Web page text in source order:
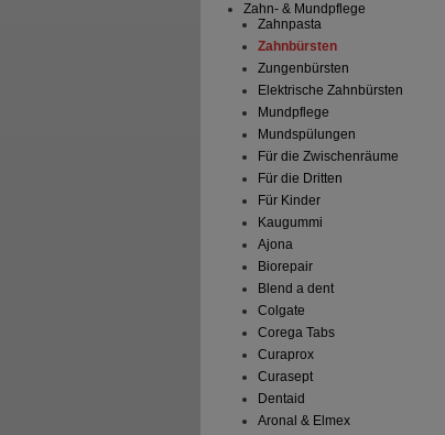
Zahn- & Mundpflege
Zahnpasta
Zahnbürsten
Zungenbürsten
Elektrische Zahnbürsten
Mundpflege
Mundspülungen
Für die Zwischenräume
Für die Dritten
Für Kinder
Kaugummi
Ajona
Biorepair
Blend a dent
Colgate
Corega Tabs
Curaprox
Curasept
Dentaid
Aronal & Elmex